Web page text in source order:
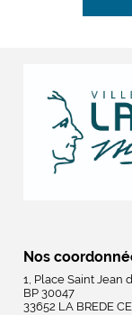
Nos
1, Place Saint Jean
BP 30047
33652 LA BREDE